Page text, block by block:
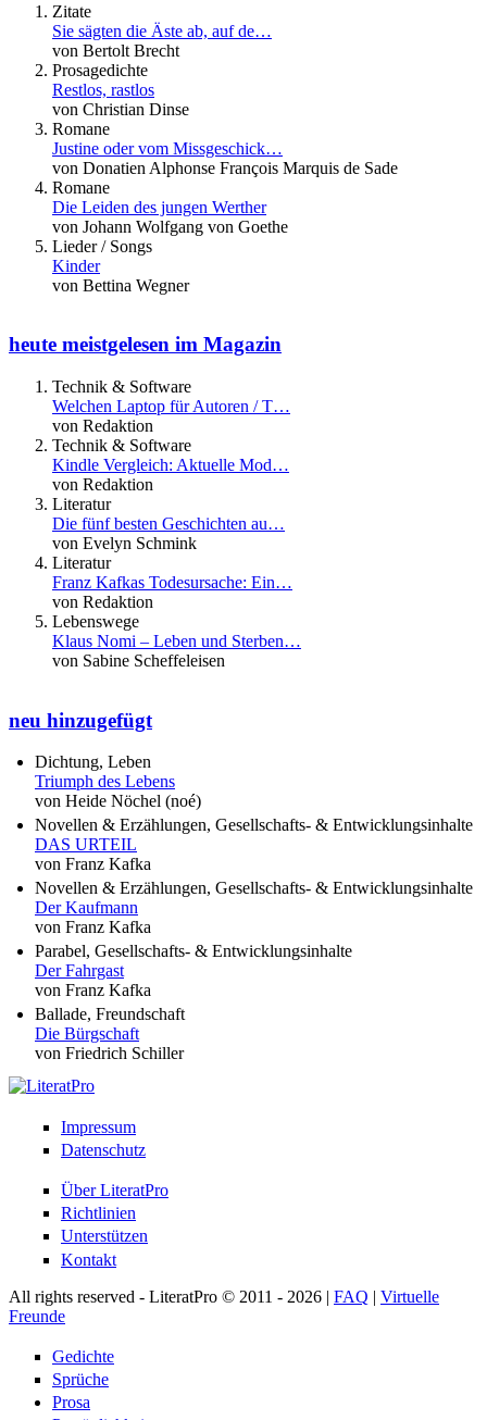
Zitate
Sie sägten die Äste ab, auf de…
von Bertolt Brecht
Prosagedichte
Restlos, rastlos
von Christian Dinse
Romane
Justine oder vom Missgeschick…
von Donatien Alphonse François Marquis de Sade
Romane
Die Leiden des jungen Werther
von Johann Wolfgang von Goethe
Lieder / Songs
Kinder
von Bettina Wegner
heute meistgelesen im Magazin
Technik & Software
Welchen Laptop für Autoren / T…
von Redaktion
Technik & Software
Kindle Vergleich: Aktuelle Mod…
von Redaktion
Literatur
Die fünf besten Geschichten au…
von Evelyn Schmink
Literatur
Franz Kafkas Todesursache: Ein…
von Redaktion
Lebenswege
Klaus Nomi – Leben und Sterben…
von Sabine Scheffeleisen
neu hinzugefügt
Dichtung, Leben
Triumph des Lebens
von Heide Nöchel (noé)
Novellen & Erzählungen, Gesellschafts- & Entwicklungsinhalte
DAS URTEIL
von Franz Kafka
Novellen & Erzählungen, Gesellschafts- & Entwicklungsinhalte
Der Kaufmann
von Franz Kafka
Parabel, Gesellschafts- & Entwicklungsinhalte
Der Fahrgast
von Franz Kafka
Ballade, Freundschaft
Die Bürgschaft
von Friedrich Schiller
Impressum
Datenschutz
Über LiteratPro
Richtlinien
Unterstützen
Kontakt
All rights reserved - LiteratPro © 2011 - 2026 | FAQ | Virtuelle
Freunde
Gedichte
Sprüche
Prosa